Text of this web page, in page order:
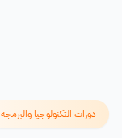
دورات التكنولوجيا والبرمجة